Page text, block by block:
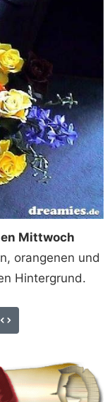
Mittwoch
orangenen und
Hintergrund.
Code